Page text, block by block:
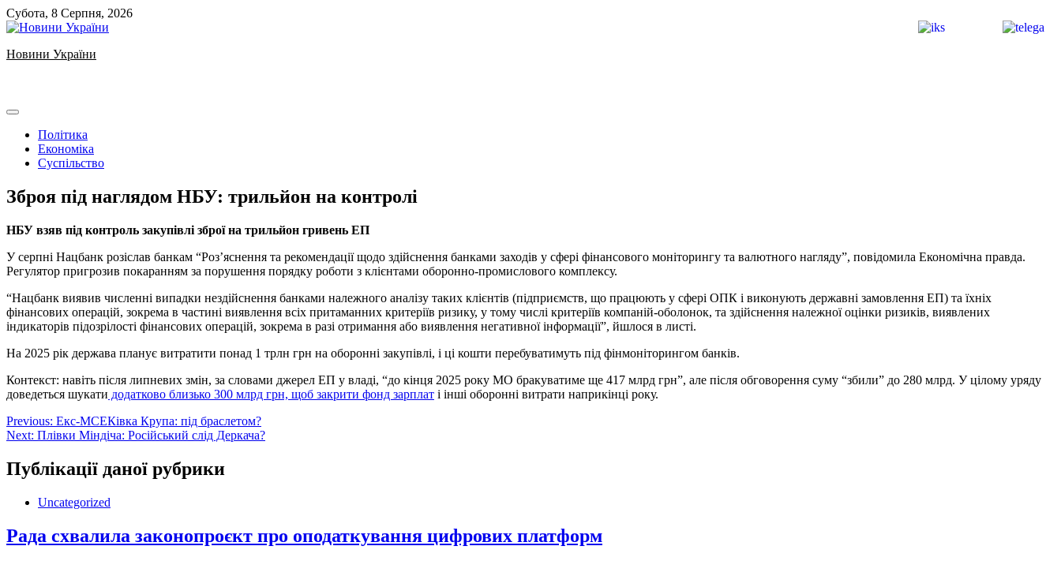
Skip
to
Субота, 8 Серпня, 2026
Новини України
Політика
Економіка
Суспільство
Зброя під наглядом НБУ: трильйон на контролі
НБУ взяв під контроль закупівлі зброї на трильйон гривень ЕП
У серпні Нацбанк розіслав банкам “Роз’яснення та рекомендації щодо здійснення банками заходів у сфері фінансового моніторингу та валютного нагляду”, повідомила Економічна правда.
Регулятор пригрозив покаранням за порушення порядку роботи з клієнтами оборонно-промислового комплексу.
“Нацбанк виявив численні випадки нездійснення банками належного аналізу таких клієнтів (підприємств, що працюють у сфері ОПК і виконують державні замовлення ЕП) та їхніх
фінансових операцій, зокрема в частині виявлення всіх притаманних критеріїв ризику, у тому числі критеріїв компаній-оболонок, та здійснення належної оцінки ризиків, виявлених
індикаторів підозрілості фінансових операцій, зокрема в разі отримання або виявлення негативної інформації”, йшлося в листі.
На 2025 рік держава планує витратити понад 1 трлн грн на оборонні закупівлі, і ці кошти перебуватимуть під фінмоніторингом банків.
Контекст: навіть після липневих змін, за словами джерел ЕП у владі, “до кінця 2025 року МО бракуватиме ще 417 млрд грн”, але після обговорення суму “збили” до 280 млрд. У цілому уряду
доведеться шукати додатково близько 300 млрд грн, щоб закрити фонд зарплат і інші оборонні витрати наприкінці року.
Навігація
записів
Previous: Екс-МСЕКівка Крупа: під браслетом?
Next: Плівки Міндіча: Російський слід Деркача?
Публікації даної рубрики
Uncategorized
Рада схвалила законопроєкт про оподаткування цифрових платформ